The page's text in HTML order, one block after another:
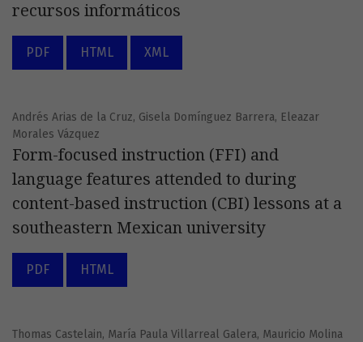
recursos informáticos
PDF HTML XML
Andrés Arias de la Cruz, Gisela Domínguez Barrera, Eleazar
Morales Vázquez
Form-focused instruction (FFI) and
language features attended to during
content-based instruction (CBI) lessons at a
southeastern Mexican university
PDF HTML
Thomas Castelain, María Paula Villarreal Galera, Mauricio Molina